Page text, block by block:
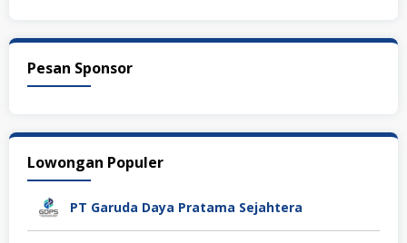
Pesan Sponsor
Lowongan Populer
PT Garuda Daya Pratama Sejahtera